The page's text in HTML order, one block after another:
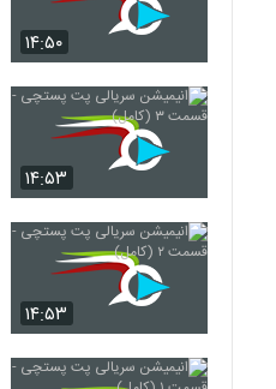
۱۴:۵۰
۱۴:۵۳
۱۴:۵۳